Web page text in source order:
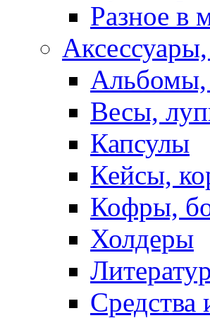
Разное в
Альбомы,
Весы,
Капсулы
Кейсы,
Кофры,
Холдеры